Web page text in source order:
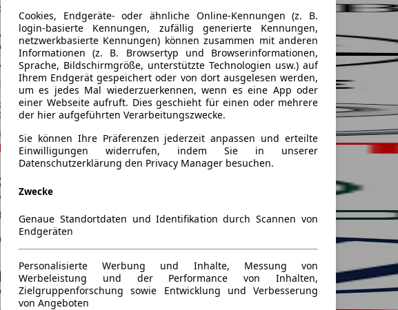
Cookies, Endgeräte- oder ähnliche Online-Kennungen (z. B.
login-basierte Kennungen, zufällig generierte Kennungen,
netzwerkbasierte Kennungen) können zusammen mit anderen
Informationen (z. B. Browsertyp und Browserinformationen,
Sprache, Bildschirmgröße, unterstützte Technologien usw.) auf
Ihrem Endgerät gespeichert oder von dort ausgelesen werden,
um es jedes Mal wiederzuerkennen, wenn es eine App oder
einer Webseite aufruft. Dies geschieht für einen oder mehrere
der hier aufgeführten Verarbeitungszwecke.
Sie können Ihre Präferenzen jederzeit anpassen und erteilte
Einwilligungen widerrufen, indem Sie in unserer
Datenschutzerklärung den Privacy Manager besuchen.
Zwecke
Genaue Standortdaten und Identifikation durch Scannen von
Endgeräten
Personalisierte Werbung und Inhalte, Messung von
Werbeleistung und der Performance von Inhalten,
Zielgruppenforschung sowie Entwicklung und Verbesserung
von Angeboten